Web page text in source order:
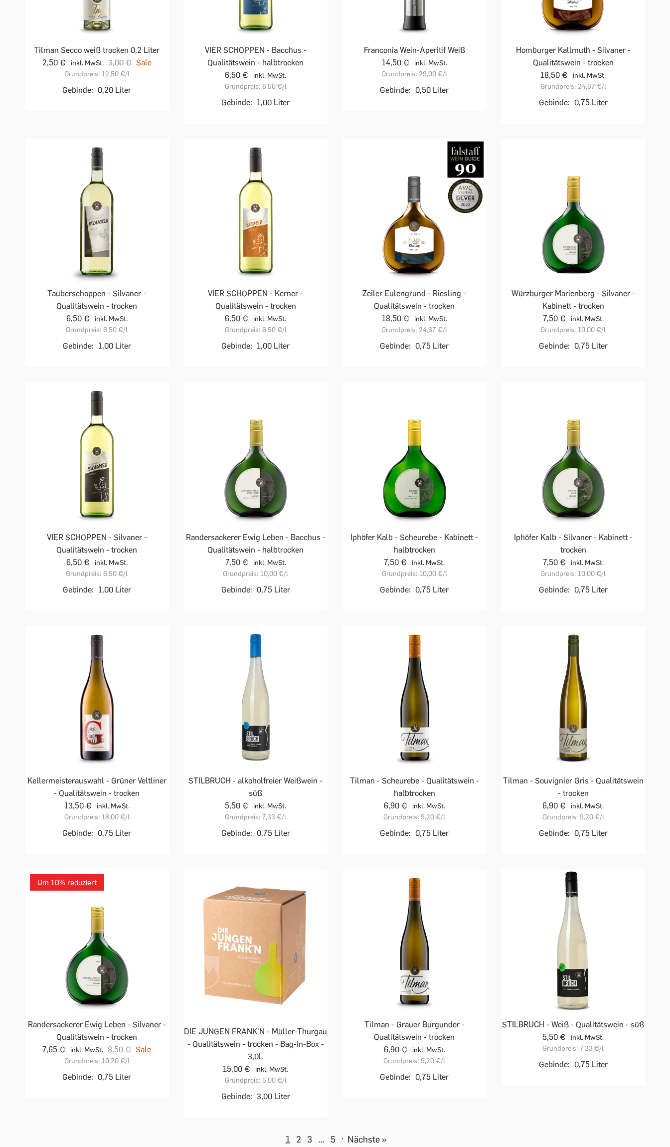
Tilman Secco weiß trocken 0,2 Liter
2,50 €
inkl. MwSt. 3,00 € Sale
Grundpreis: 12,50 €/l
Gebinde: 0,20 Liter
VIER SCHOPPEN - Bacchus -
Qualitätswein - halbtrocken
6,50 €
inkl. MwSt.
Grundpreis: 6,50 €/l
Gebinde: 1,00 Liter
Franconia Wein-Aperitif Weiß
14,50 €
inkl. MwSt.
Grundpreis: 29,00 €/l
Gebinde: 0,50 Liter
Homburger Kallmuth - Silvaner -
Qualitätswein - trocken
18,50 €
inkl. MwSt.
Grundpreis: 24,67 €/l
Gebinde: 0,75 Liter
Tauberschoppen - Silvaner -
Qualitätswein - trocken
6,50 €
inkl. MwSt.
Grundpreis: 6,50 €/l
Gebinde: 1,00 Liter
VIER SCHOPPEN - Kerner -
Qualitätswein - trocken
6,50 €
inkl. MwSt.
Grundpreis: 6,50 €/l
Gebinde: 1,00 Liter
Zeiler Eulengrund - Riesling -
Qualitätswein - trocken
18,50 €
inkl. MwSt.
Grundpreis: 24,67 €/l
Gebinde: 0,75 Liter
Würzburger Marienberg - Silvaner -
Kabinett - trocken
7,50 €
inkl. MwSt.
Grundpreis: 10,00 €/l
Gebinde: 0,75 Liter
VIER SCHOPPEN - Silvaner -
Qualitätswein - trocken
6,50 €
inkl. MwSt.
Grundpreis: 6,50 €/l
Gebinde: 1,00 Liter
Randersackerer Ewig Leben - Bacchus -
Qualitätswein - halbtrocken
7,50 €
inkl. MwSt.
Grundpreis: 10,00 €/l
Gebinde: 0,75 Liter
Iphöfer Kalb - Scheurebe - Kabinett -
halbtrocken
7,50 €
inkl. MwSt.
Grundpreis: 10,00 €/l
Gebinde: 0,75 Liter
Iphöfer Kalb - Silvaner - Kabinett -
trocken
7,50 €
inkl. MwSt.
Grundpreis: 10,00 €/l
Gebinde: 0,75 Liter
Kellermeisterauswahl - Grüner Veltliner
- Qualitätswein - trocken
13,50 €
inkl. MwSt.
Grundpreis: 18,00 €/l
Gebinde: 0,75 Liter
STILBRUCH - alkoholfreier Weißwein -
süß
5,50 €
inkl. MwSt.
Grundpreis: 7,33 €/l
Gebinde: 0,75 Liter
Tilman - Scheurebe - Qualitätswein -
halbtrocken
6,90 €
inkl. MwSt.
Grundpreis: 9,20 €/l
Gebinde: 0,75 Liter
Tilman - Souvignier Gris - Qualitätswein
- trocken
6,90 €
inkl. MwSt.
Grundpreis: 9,20 €/l
Gebinde: 0,75 Liter
Um 10% reduziert
Randersackerer Ewig Leben - Silvaner -
Qualitätswein - trocken
7,65 €
inkl. MwSt. 8,50 € Sale
Grundpreis: 10,20 €/l
Gebinde: 0,75 Liter
DIE JUNGEN FRANK'N - Müller-Thurgau
- Qualitätswein - trocken - Bag-in-Box -
3,0L
15,00 €
inkl. MwSt.
Grundpreis: 5,00 €/l
Gebinde: 3,00 Liter
Tilman - Grauer Burgunder -
Qualitätswein - trocken
6,90 €
inkl. MwSt.
Grundpreis: 9,20 €/l
Gebinde: 0,75 Liter
STILBRUCH - Weiß - Qualitätswein - süß
5,50 €
inkl. MwSt.
Grundpreis: 7,33 €/l
Gebinde: 0,75 Liter
1 2 3 … 5 · Nächste »